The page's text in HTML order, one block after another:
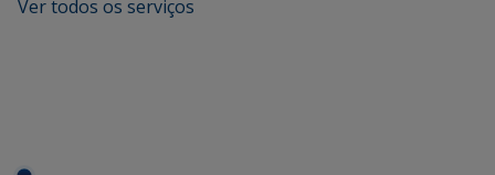
Ver todos os serviços